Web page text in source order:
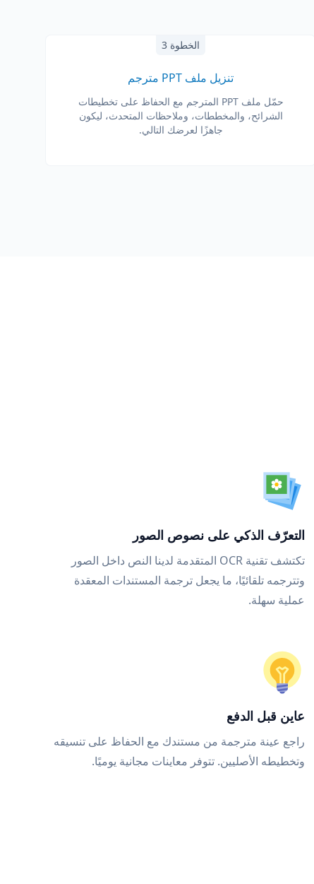
الخطوة 3
تنزيل ملف PPT مترجم
حمّل ملف PPT المترجم مع الحفاظ على تخطيطات
الشرائح، والمخططات، وملاحظات المتحدث، ليكون
جاهزًا لعرضك التالي.
التعرّف الذكي على نصوص الصور
تكتشف تقنية OCR المتقدمة لدينا النص داخل الصور
وتترجمه تلقائيًا، ما يجعل ترجمة المستندات المعقدة
عملية سهلة.
عاين قبل الدفع
راجع عينة مترجمة من مستندك مع الحفاظ على تنسيقه
وتخطيطه الأصليين. تتوفر معاينات مجانية يوميًا.